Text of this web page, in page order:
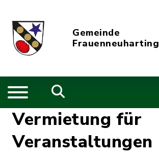
Gemeinde
Frauenneuharting
Vermietung für
Veranstaltungen